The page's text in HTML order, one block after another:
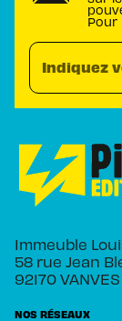
Pour
Indiquez
Immeuble
58 rue Jean
92170 VANVES
NOS RÉSEAUX